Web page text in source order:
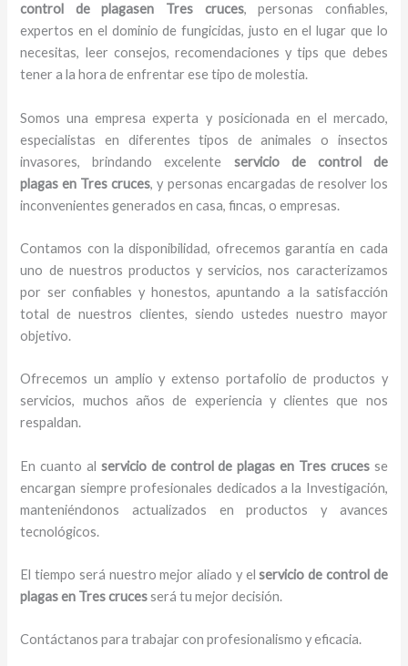
control de plagasen Tres cruces, personas confiables,
expertos en el dominio de fungicidas, justo en el lugar que lo
necesitas, leer consejos, recomendaciones y tips que debes
tener a la hora de enfrentar ese tipo de molestia.
Somos una empresa experta y posicionada en el mercado,
especialistas en diferentes tipos de animales o insectos
invasores, brindando excelente servicio de control de
plagas en Tres cruces, y personas encargadas de resolver los
inconvenientes generados en casa, fincas, o empresas.
Contamos con la disponibilidad, ofrecemos garantía en cada
uno de nuestros productos y servicios, nos caracterizamos
por ser confiables y honestos, apuntando a la satisfacción
total de nuestros clientes, siendo ustedes nuestro mayor
objetivo.
Ofrecemos un amplio y extenso portafolio de productos y
servicios, muchos años de experiencia y clientes que nos
respaldan.
En cuanto al servicio de control de plagas en Tres cruces se
encargan siempre profesionales dedicados a la Investigación,
manteniéndonos actualizados en productos y avances
tecnológicos.
El tiempo será nuestro mejor aliado y elservicio de control de
plagasen Tres crucesserá tu mejor decisión.
Contáctanos para trabajar con profesionalismo y eficacia.